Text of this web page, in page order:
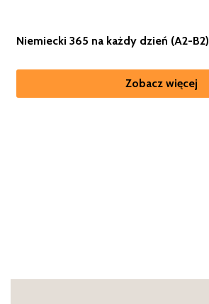
Niemiecki 365 na każdy dzień (A2-B2)
Zobacz więcej